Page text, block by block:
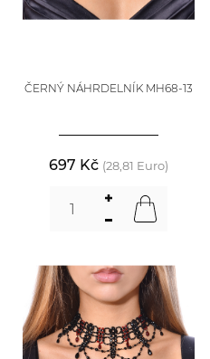
ČERNÝ NÁHRDELNÍK MH68-13
697 Kč (28,81 Euro)